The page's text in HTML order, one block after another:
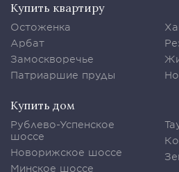
Купить квартиру
Остоженка
Арбат
Замоскворечье
Патриаршие пруды
Купить дом
Рублево-Успенское
шоссе
Новорижское шоссе
Минское шоссе